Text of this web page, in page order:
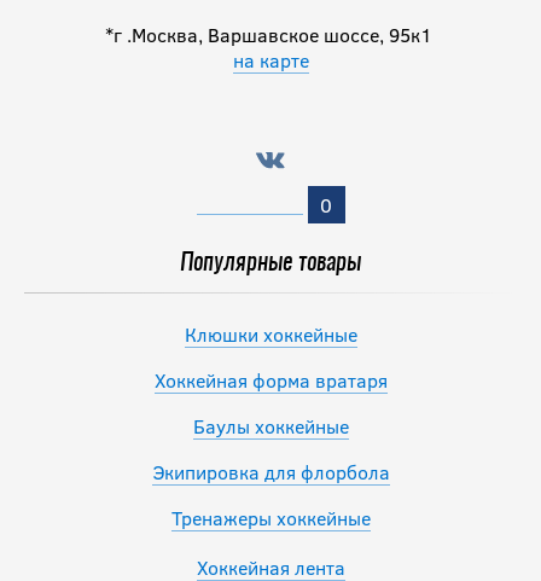
*г .Москва, Варшавское шоссе, 95к1
на карте
0
Популярные товары
Клюшки хоккейные
Хоккейная форма вратаря
Баулы хоккейные
Экипировка для флорбола
Тренажеры хоккейные
Хоккейная лента